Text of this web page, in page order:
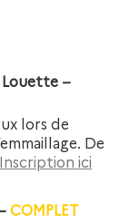
–
lors de
De
Inscription ici
COMPLET